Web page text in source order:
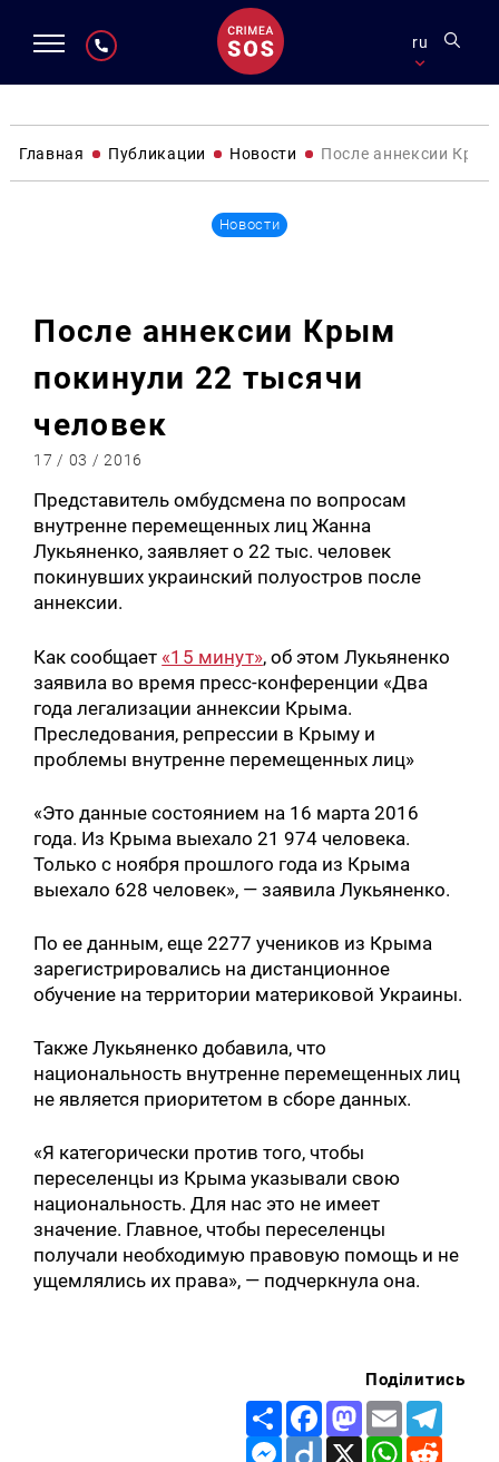
ru
Главная Публикации Новости После аннексии
Новости
После аннексии Крым
покинули 22 тысячи
человек
17 / 03 / 2016
Представитель омбудсмена по вопросам
внутренне перемещенных лиц Жанна
Лукьяненко, заявляет о 22 тыс. человек
покинувших украинский полуостров после
аннексии.
Как сообщает «15 минут», об этом Лукьяненко
заявила во время пресс-конференции «Два
года легализации аннексии Крыма.
Преследования, репрессии в Крыму и
проблемы внутренне перемещенных лиц»
«Это данные состоянием на 16 марта 2016
года. Из Крыма выехало 21 974 человека.
Только с ноября прошлого года из Крыма
выехало 628 человек», — заявила Лукьяненко.
По ее данным, еще 2277 учеников из Крыма
зарегистрировались на дистанционное
обучение на территории материковой Украины.
Также Лукьяненко добавила, что
национальность внутренне перемещенных лиц
не является приоритетом в сборе данных.
«Я категорически против того, чтобы
переселенцы из Крыма указывали свою
национальность. Для нас это не имеет
значение. Главное, чтобы переселенцы
получали необходимую правовую помощь и не
ущемлялись их права», — подчеркнула она.
Поділитись
Share FacebookMastodon
Email
Messenger
Diigo X WhatsApp